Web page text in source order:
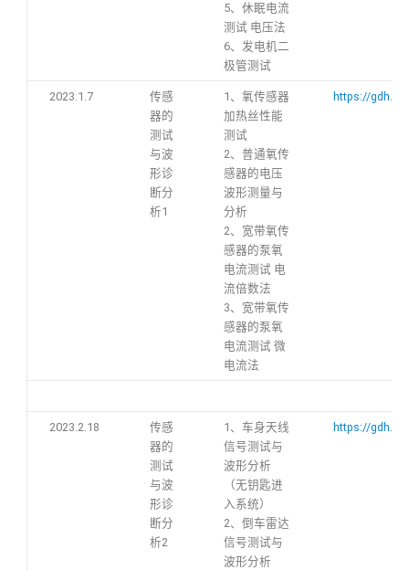
5、休眠电流
测试 电压法
6、发电机二
极管测试
2023.1.7
传感
器的
测试
与波
形诊
断分
析1
1、氧传感器
加热丝性能
测试
2、普通氧传
感器的电压
波形测量与
分析
2、宽带氧传
感器的泵氧
电流测试 电
流倍数法
3、宽带氧传
感器的泵氧
电流测试 微
电流法
https://
2023.2.18
传感
器的
测试
与波
形诊
断分
析2
1、车身天线
信号测试与
波形分析
（无钥匙进
入系统）
2、倒车雷达
信号测试与
波形分析
https://